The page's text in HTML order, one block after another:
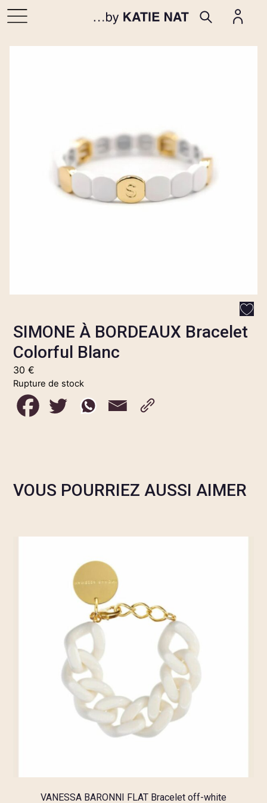
SIMONE À BORDEAUX Bracelet
Colorful Blanc
30€
Rupture de stock
VOUS POURRIEZ AUSSI AIMER
VANESSA BARONNI FLAT Bracelet off-white